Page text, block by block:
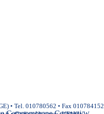
• Tel. 010780562 • Fax 010784152